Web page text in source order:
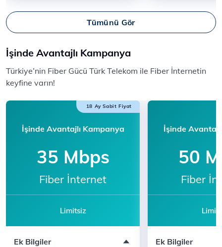
Tümünü Gör
İşinde Avantajlı Kampanya
​​Türkiye’nin Fiber Gücü Türk Telekom ile F​iber İnternetin
keyfine varın!​​​​
18 Ay Sabit Fiyat
İşinde Avantajlı Kampanya
35 Mbps
Fiber İnternet
Limitsiz
Ek Bilgiler
Katılım için 444 5 444'ü arayın
İşinde
50
Fiber
Ek Bilgiler
Katılım için 444 5